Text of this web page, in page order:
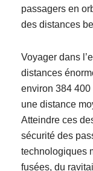
passagers en
des distances
Voyager dans
distances
environ 384 400
une distance
Atteindre ces
sécurité des
technologiques
fusées, du